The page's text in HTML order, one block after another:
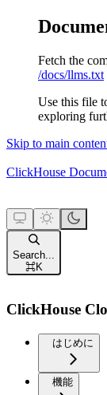
Fetch the
/docs/llms.txt
Use this file
exploring
Skip to main
ClickHouse
Search...
⌘K
ClickHouse
はじめに
機能